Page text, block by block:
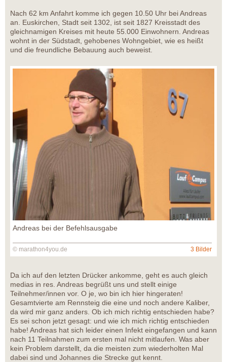
Nach 62 km Anfahrt komme ich gegen 10.50 Uhr bei Andreas
an. Euskirchen, Stadt seit 1302, ist seit 1827 Kreisstadt des
gleichnamigen Kreises mit heute 55.000 Einwohnern. Andreas
wohnt in der Südstadt, gehobenes Wohngebiet, wie es heißt
und die freundliche Bebauung auch beweist.
Andreas bei der Befehlsausgabe
© marathon4you.de 3 Bilder
Da ich auf den letzten Drücker ankomme, geht es auch gleich
medias in res. Andreas begrüßt uns und stellt einige
Teilnehmer/innen vor. O je, wo bin ich hier hingeraten!
Gesamtvierte am Rennsteig die eine und noch andere Kaliber,
da wird mir ganz anders. Ob ich mich richtig entschieden habe?
Es sei schon jetzt gesagt: und wie ich mich richtig entschieden
habe! Andreas hat sich leider einen Infekt eingefangen und kann
nach 11 Teilnahmen zum ersten mal nicht mitlaufen. Was aber
kein Problem darstellt, da die meisten zum wiederholten Mal
dabei sind und Johannes die Strecke gut kennt.